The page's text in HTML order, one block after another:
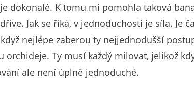
dokonalé. K tomu mi pomohla taková
Jak se říká, v jednoduchosti je síla. Je
nejlépe zaberou ty nejjednodušší
orchideje. Ty musí každý milovat, jelikož
ale není úplně jednoduché.